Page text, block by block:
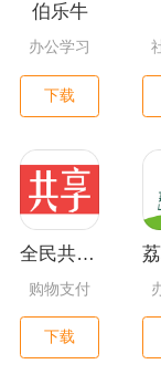
伯乐牛
办公学习
下载
全民共享平台
购物支付
下载